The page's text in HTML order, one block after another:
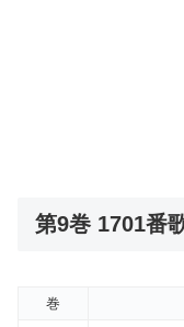
第9巻 1701番
巻